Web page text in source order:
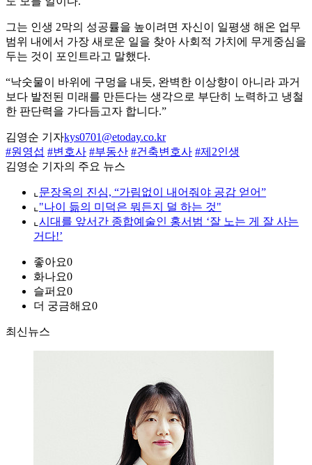
그는 인생 2막의 성공률을 높이려면 자신이 일평생 해온 업무
범위 내에서 가장 새로운 일을 찾아 사회적 가치에 무게중심을
두는 것이 포인트라고 말했다.
“낙숫물이 바위에 구멍을 내듯, 완벽한 이상향이 아니라 과거
보다 발전된 미래를 만든다는 생각으로 부단히 노력하고 냉철
한 판단력을 가다듬고자 합니다.”
김영순 기자kys0701@etoday.co.kr
#원영섭 #변호사 #부동산 #건축변호사 #제2인생
김영순 기자의 주요 뉴스
⌞ 문장옥의 진심, “가림없이 내어줘야 공감 얻어”
⌞ "나이 듦의 미덕은 뭐든지 덜 하는 것"
⌞ 시대를 앞서간 종합예술인 홍서범 ‘잘 노는 게 잘 사는
거다!’
좋아요0
화나요0
슬퍼요0
더 궁금해요0
최신뉴스